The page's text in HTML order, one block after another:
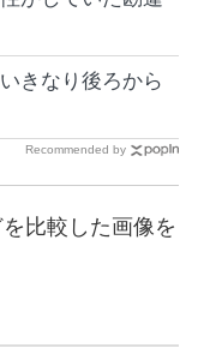
きなり後ろから
Recommended by
比較した画像を